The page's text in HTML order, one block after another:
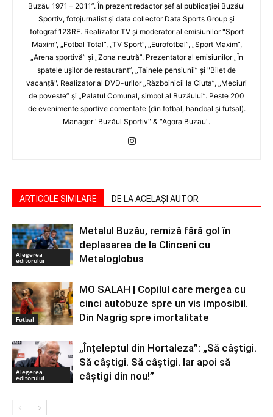
Buzău 1971 – 2011”. În prezent redactor şef al publicaţiei Buzăul
Sportiv, fotojurnalist şi data collector Data Sports Group şi
fotograf 123RF. Realizator TV şi moderator al emisiunilor "Sport
Maxim", „Fotbal Total”, „TV Sport”, „Eurofotbal”, „Sport Maxim”,
„Arena sportivă” şi „Zona neutră”. Prezentator al emisiunilor „În
spatele uşilor de restaurant”, „Tainele pensiunii” şi "Bilet de
vacanţă". Realizator al DVD-urilor „Războinicii la Ciuta”, „Meciuri
de poveste” şi „Palatul Comunal, simbol al Buzăului”. Peste 200
de evenimente sportive comentate (din fotbal, handbal şi futsal).
Manager "Buzăul Sportiv" & "Agora Buzau".
ARTICOLE SIMILARE DE LA ACELAȘI AUTOR
Alegerea
editorului
Metalul Buzău, remiză fără gol în
deplasarea de la Clinceni cu
Metaloglobus
Fotbal
MO SALAH | Copilul care mergea cu
cinci autobuze spre un vis imposibil.
Din Nagrig spre imortalitate
Alegerea
editorului
„Înțeleptul din Hortaleza”: „Să câștigi.
Să câștigi. Să câștigi. Iar apoi să
câștigi din nou!”